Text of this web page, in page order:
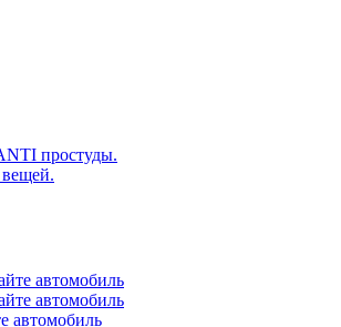
простуды.
автомобиль
автомобиль
автомобиль